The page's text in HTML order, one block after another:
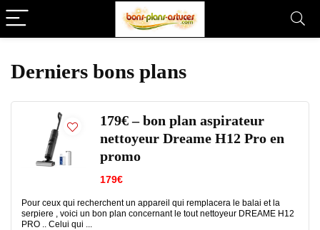
Derniers bons plans
179€ – bon plan aspirateur
nettoyeur Dreame H12 Pro en
promo
179€
Pour ceux qui recherchent un appareil qui remplacera le balai et la
serpiere , voici un bon plan concernant le tout nettoyeur DREAME H12
PRO .. Celui qui ...